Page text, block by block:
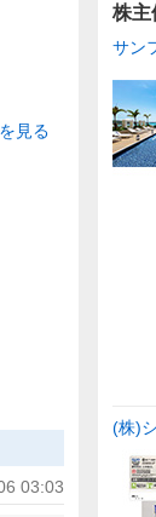
見る
03:03
株主
サン
(株)